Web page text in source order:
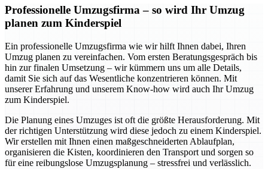
Professionelle Umzugsfirma – so wird Ihr Umzug
planen zum Kinderspiel
Ein professionelle Umzugsfirma wie wir hilft Ihnen dabei, Ihren
Umzug planen zu vereinfachen. Vom ersten Beratungsgespräch bis
hin zur finalen Umsetzung – wir kümmern uns um alle Details,
damit Sie sich auf das Wesentliche konzentrieren können. Mit
unserer Erfahrung und unserem Know-how wird auch Ihr Umzug
zum Kinderspiel.
Die Planung eines Umzuges ist oft die größte Herausforderung. Mit
der richtigen Unterstützung wird diese jedoch zu einem Kinderspiel.
Wir erstellen mit Ihnen einen maßgeschneiderten Ablaufplan,
organisieren die Kisten, koordinieren den Transport und sorgen so
für eine reibungslose Umzugsplanung – stressfrei und verlässlich.